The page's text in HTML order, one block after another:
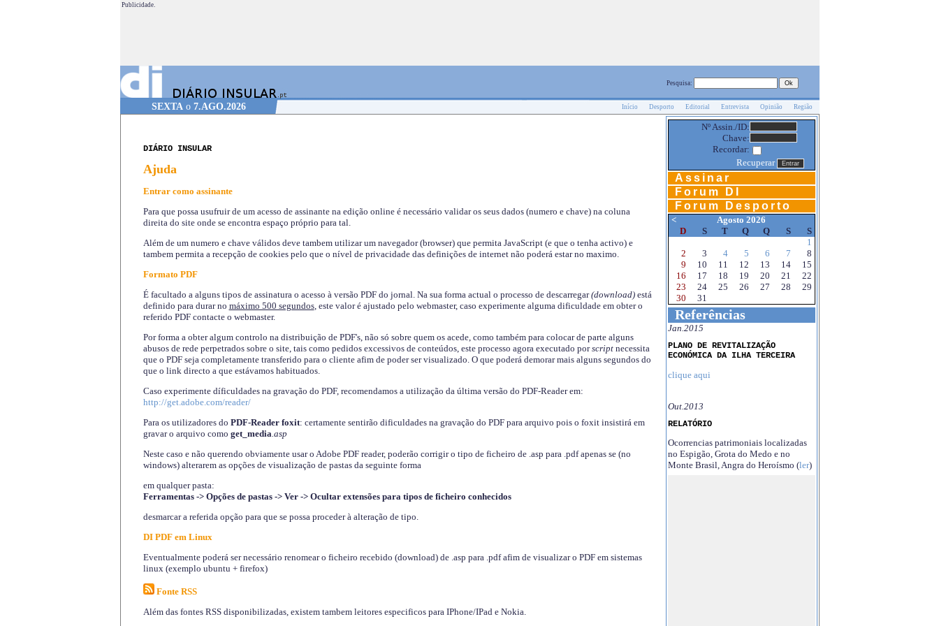
Publicidade.
Pesquisa:
SEXTAo 7.AGO.2026 Início Desporto Editorial Entrevista Opinião Região
DIÁRIO INSULAR
Ajuda
Entrar como assinante
Para que possa usufruir de um acesso de assinante na edição online é necessário validar os seus dados (numero e chave) na coluna
direita do site onde se encontra espaço próprio para tal.
Além de um numero e chave válidos deve tambem utilizar um navegador (browser) que permita JavaScript (e que o tenha activo) e
tambem permita a recepção de cookies pelo que o nível de privacidade das definições de internet não poderá estar no maximo.
Formato PDF
É facultado a alguns tipos de assinatura o acesso à versão PDF do jornal. Na sua forma actual o processo de descarregar(download)está
definido para durar no máximo 500 segundos, este valor é ajustado pelo webmaster, caso experimente alguma dificuldade em obter o
referido PDF contacte o webmaster.
Por forma a obter algum controlo na distribuição de PDF's, não só sobre quem os acede, como também para colocar de parte alguns
abusos de rede perpetrados sobre o site, tais como pedidos excessivos de conteúdos, este processo agora executado porscriptnecessita
que o PDF seja completamente transferido para o cliente afim de poder ser visualizado. O que poderá demorar mais alguns segundos do
que o link directo a que estávamos habituados.
Caso experimente díficuldades na gravação do PDF, recomendamos a utilização da última versão do PDF-Reader em:
http://get.adobe.com/reader/
Para os utilizadores do PDF-Reader foxit: certamente sentirão dificuldades na gravação do PDF para arquivo pois o foxit insistirá em
gravar o arquivo como get_media.asp
Neste caso e não querendo obviamente usar o Adobe PDF reader, poderão corrigir o tipo de ficheiro de .asp para .pdf apenas se (no
windows) alterarem as opções de visualização de pastas da seguinte forma
em qualquer pasta:
Ferramentas -> Opções de pastas -> Ver -> Ocultar extensões para tipos de ficheiro conhecidos
desmarcar a referida opção para que se possa proceder à alteração de tipo.
DI PDF em Linux
Eventualmente poderá ser necessário renomear o ficheiro recebido (download) de .asp para .pdf afim de visualizar o PDF em sistemas
linux (exemplo ubuntu + firefox)
Fonte RSS
Além das fontes RSS disponibilizadas, existem tambem leitores especificos para IPhone/IPad e Nokia.
Nº Assin./ID:
Chave:
Recordar:
Recuperar
Assinar
Forum DI
Forum Desporto
<
Agosto 2026
D
S T Q Q S
S
1
2
3 4 5 6 7
8
9
10 11 12 13 14
15
16
17 18 19 20 21
22
23
24 25 26 27 28
29
30
31
Referências
Jan.2015
PLANO DE REVITALIZAÇÃO
ECONÓMICA DA ILHA TERCEIRA
clique aqui
Out.2013
RELATÓRIO
Ocorrencias patrimoniais localizadas
no Espigão, Grota do Medo e no
Monte Brasil, Angra do Heroísmo (ler)